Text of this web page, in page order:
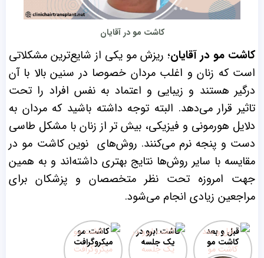
کاشت مو در آقایان
کاشت مو در آقایان؛ ریزش مو یکی از شایع‌ترین مشکلاتی
است که زنان و اغلب مردان خصوصا در سنین بالا با آن
درگیر هستند و زیبایی و اعتماد به نفس افراد را تحت
تاثیر قرار می‌دهد. البته توجه داشته باشید که مردان به
دلایل هورمونی و فیزیکی، بیش تر از زنان با مشکل طاسی
دست و پنجه نرم می‌کنند. روش‌‌های نوین کاشت مو در
مقایسه با سایر روش‌‌ها نتایج بهتری داشته‌‌اند و به همین
جهت امروزه تحت نظر متخصصان و پزشکان برای
مراجعین زیادی انجام می‌شود.
قبل و بعد
کاشت مو
کاشت ابرو در
یک جلسه
کاشت مو
میکروگرافت